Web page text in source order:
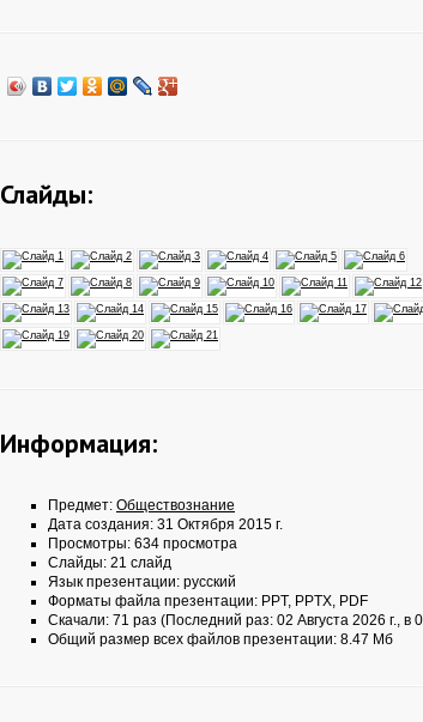
Слайды:
Информация:
Предмет: Обществознание
Дата создания: 31 Октября 2015 г.
Просмотры: 634 просмотра
Слайды: 21 слайд
Язык презентации: русский
Форматы файла презентации: PPT, PPTX, PDF
Скачали: 71 раз (Последний раз: 02 Августа 2026 г., в
Общий размер всех файлов презентации: 8.47 Мб